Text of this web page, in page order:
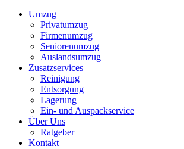
Umzug
Privatumzug
Firmenumzug
Seniorenumzug
Auslandsumzug
Zusatzservices
Reinigung
Entsorgung
Lagerung
Ein- und Auspackservice
Über Uns
Ratgeber
Kontakt